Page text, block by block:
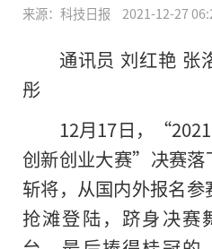
来源：科技日报 2021-12-27
通讯员 刘红艳 张
彤
12月17日，
创新创业大赛”决赛落
斩将，从国内外报名
抢滩登陆，跻身决赛